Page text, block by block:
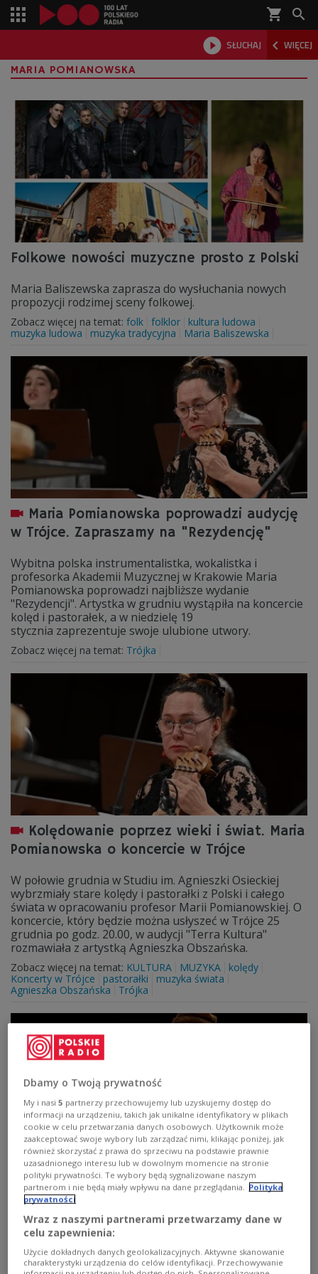
shopping_cart 
 SŁUCHAJ  WIĘCEJ

MARIA POMIANOWSKA
Folkowe nowości muzyczne prosto z Polski
Maria Baliszewska zaprasza do wysłuchania nowych
propozycji rodzimej sceny folkowej.
Zobacz więcej na temat: folk folklor
kultura ludowa
muzyka ludowa
muzyka tradycyjna Maria Baliszewska
Maria Pomianowska poprowadzi audycję
w Trójce. Zapraszamy na "Rezydencję"
Wybitna polska instrumentalistka, wokalistka i
profesorka Akademii Muzycznej w Krakowie Maria
Pomianowska poprowadzi najbliższe wydanie
"Rezydencji". Artystka w grudniu wystąpiła na koncercie
kolęd i pastorałek, a w niedzielę 19
stycznia zaprezentuje swoje ulubione utwory.
Zobacz więcej na temat: Trójka
Kolędowanie poprzez wieki i świat. Maria
Pomianowska o koncercie w Trójce
W połowie grudnia w Studiu im. Agnieszki Osieckiej
wybrzmiały stare kolędy i pastorałki z Polski i całego
świata w opracowaniu profesor Marii Pomianowskiej. O
koncercie, który będzie można usłyszeć w Trójce 25
grudnia po godz. 20.00, w audycji "Terra Kultura"
rozmawiała z artystką Agnieszka Obszańska.
Zobacz więcej na temat: KULTURA MUZYKA
kolędy
Koncerty w Trójce
pastorałki
muzyka świata
Agnieszka Obszańska
Trójka
"Stara-Nowa Pastorałka". Radiowa
premiera koncertu w Trójce
W połowie grudnia w Studiu im. Agnieszki Osieckiej
wybrzmiały kolędy i pastorałki w opracowaniu Marii
Pomianowskiej. Koncert przygotowano natomiast z
myślą o podziękowaniu bohaterom audycji oraz
Dbamy o Twoją prywatność
My i nasi5 partnerzy przechowujemy lub uzyskujemy dostęp do
informacji na urządzeniu, takich jak unikalne identyfikatory w plikach
cookie w celu przetwarzania danych osobowych. Użytkownik może
zaakceptować swoje wybory lub zarządzać nimi, klikając poniżej, jak
również skorzystać z prawa do sprzeciwu na podstawie prawnie
uzasadnionego interesu lub w dowolnym momencie na stronie
polityki prywatności. Te wybory będą sygnalizowane naszym
partnerom i nie będą miały wpływu na dane przeglądania.
Polityka
prywatności
Wraz z naszymi partnerami przetwarzamy dane w
celu zapewnienia:
Użycie dokładnych danych geolokalizacyjnych. Aktywne skanowanie
charakterystyki urządzenia do celów identyfikacji. Przechowywanie